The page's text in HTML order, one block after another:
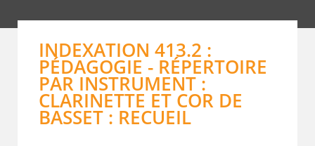
INDEXATION 413.2 :
PÉDAGOGIE - RÉPERTOIRE
PAR INSTRUMENT :
CLARINETTE ET COR DE
BASSET : RECUEIL